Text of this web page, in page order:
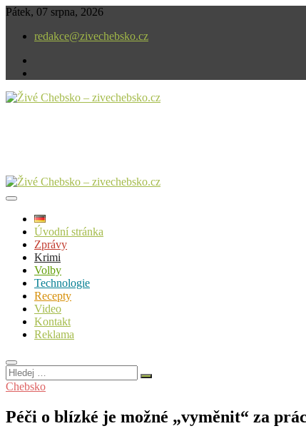
Skip
content
Pátek, 07 srpna, 2026
redakce@zivechebsko.cz
Úvodní stránka
Zprávy
Krimi
Volby
Technologie
Recepty
Video
Kontakt
Reklama
Hledej
…
Chebsko
Péči o blízké je možné „vyměnit“ za